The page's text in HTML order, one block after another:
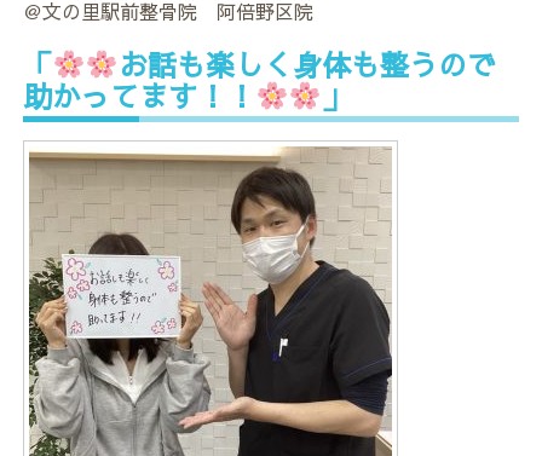
＠文の里駅前整骨院 阿倍野区院
「
お話も楽しく身体も整うので
助かってます！！
」